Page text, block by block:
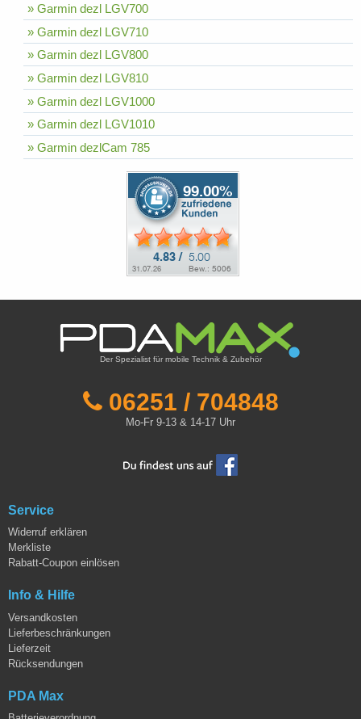
» Garmin dezl LGV700
» Garmin dezl LGV710
» Garmin dezl LGV800
» Garmin dezl LGV810
» Garmin dezl LGV1000
» Garmin dezl LGV1010
» Garmin dezlCam 785
Der Spezialist für mobile Technik & Zubehör
06251 / 704848
Mo-Fr 9-13 & 14-17 Uhr
Service
Widerruf erklären
Merkliste
Rabatt-Coupon einlösen
Info & Hilfe
Versandkosten
Lieferbeschränkungen
Lieferzeit
Rücksendungen
PDA Max